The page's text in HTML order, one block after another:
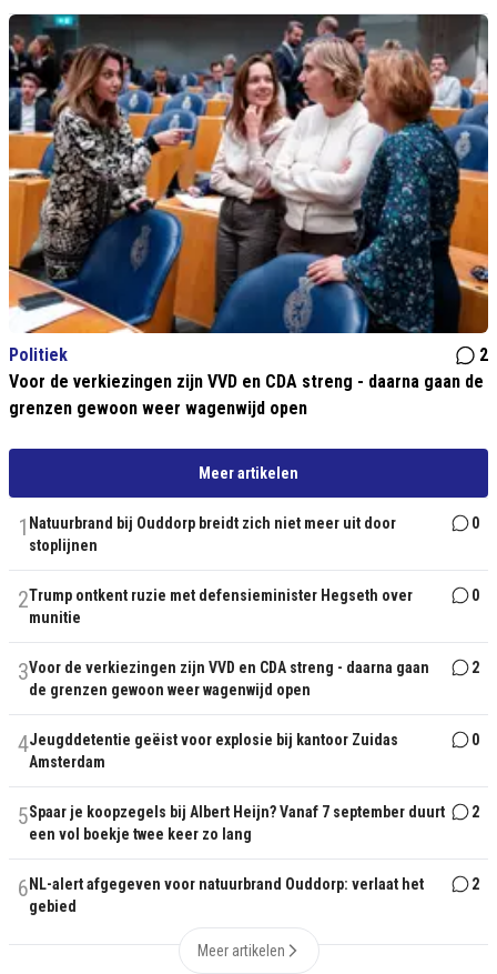
Politiek
2
Voor de verkiezingen zijn VVD en CDA streng - daarna gaan de
grenzen gewoon weer wagenwijd open
Meer artikelen
1 Natuurbrand bij Ouddorp breidt zich niet meer uit door
stoplijnen
0
2Trump ontkent ruzie met defensieminister Hegseth over
munitie
0
3Voor de verkiezingen zijn VVD en CDA streng - daarna gaan
de grenzen gewoon weer wagenwijd open
2
4Jeugddetentie geëist voor explosie bij kantoor Zuidas
Amsterdam
0
5Spaar je koopzegels bij Albert Heijn? Vanaf 7 september duurt
een vol boekje twee keer zo lang
2
6 NL-alert afgegeven voor natuurbrand Ouddorp: verlaat het
gebied
2
Meer artikelen